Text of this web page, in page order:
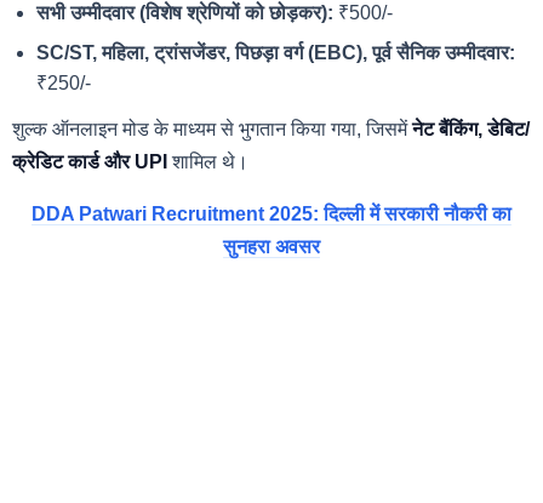
सभी उम्मीदवार (विशेष श्रेणियों को छोड़कर): ₹500/-
SC/ST, महिला, ट्रांसजेंडर, पिछड़ा वर्ग (EBC), पूर्व सैनिक उम्मीदवार:
₹250/-
शुल्क ऑनलाइन मोड के माध्यम से भुगतान किया गया, जिसमेंनेट बैंकिंग, डेबिट/
क्रेडिट कार्ड और UPI शामिल थे।
DDA Patwari Recruitment 2025: दिल्ली में सरकारी नौकरी का
सुनहरा अवसर